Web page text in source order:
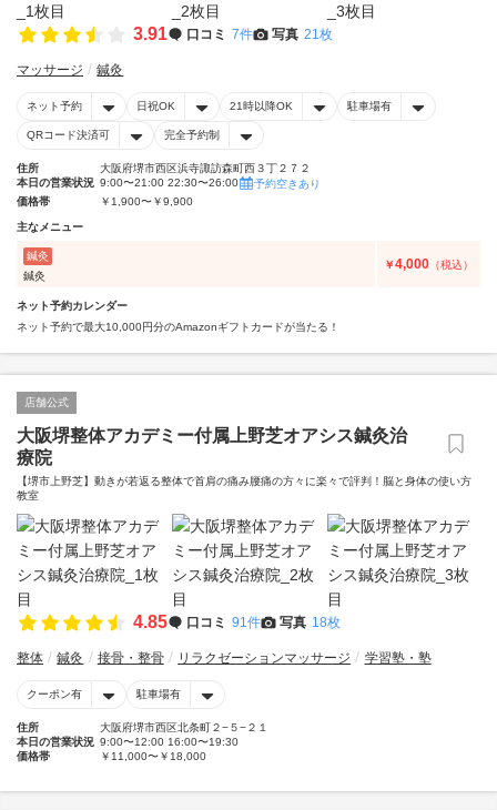
3.91 口コミ 7件 写真 21枚
マッサージ 鍼灸
ネット予約 日祝OK 21時以降OK 駐車場有
QRコード決済可 完全予約制
住所
大阪府堺市西区浜寺諏訪森町西３丁２７２
本日の営業状況 9:00〜21:00 22:30〜26:00
予約空きあり
価格帯
￥1,900〜￥9,900
主なメニュー
鍼灸
鍼灸
￥4,000 （税込）
ネット予約カレンダー
ネット予約で最大10,000円分のAmazonギフトカードが当たる！
店舗公式
大阪堺整体アカデミー付属上野芝オアシス鍼灸治
療院
【堺市上野芝】動きが若返る整体で首肩の痛み腰痛の方々に楽々で評判！脳と身体の使い方
教室
4.85 口コミ 91件 写真 18枚
整体 鍼灸 接骨・整骨 リラクゼーションマッサージ 学習塾・塾
クーポン有 駐車場有
住所
大阪府堺市西区北条町２−５−２１
本日の営業状況 9:00〜12:00 16:00〜19:30
価格帯
￥11,000〜￥18,000